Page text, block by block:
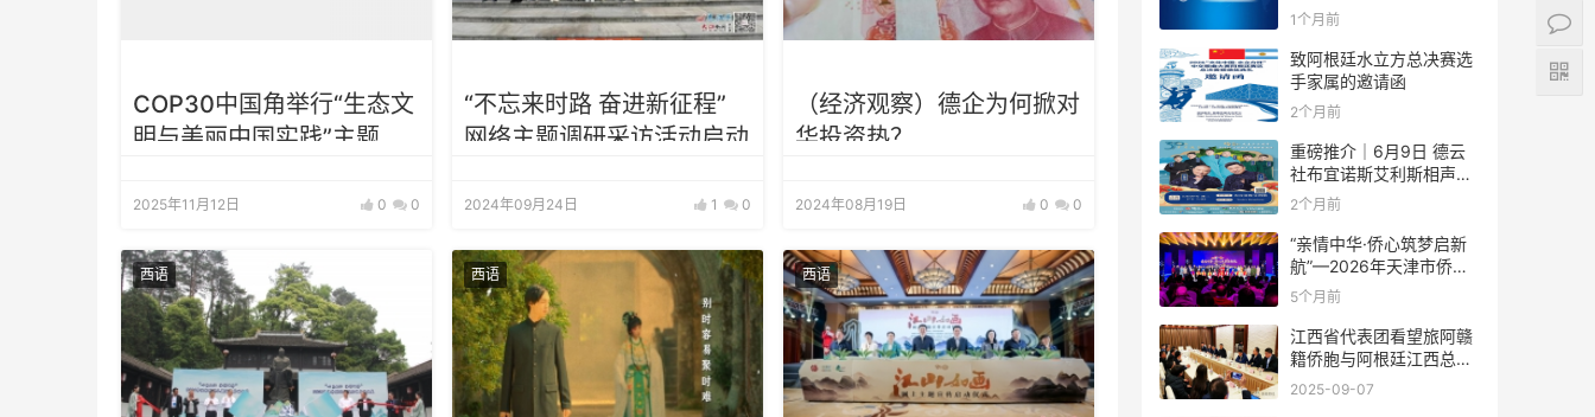
COP30中国角举行“生态文
明与美丽中国实践”主题边
2025年11月12日 0 0
“不忘来时路 奋进新征程”
网络主题调研采访活动启动
2024年09月24日 1 0
（经济观察）德企为何掀对
华投资热？
2024年08月19日 0 0
西语 西语 西语
举行
1个月前
致阿根廷水立方总决赛选
手家属的邀请函
2个月前
重磅推介｜6月9日 德云
社布宜诺斯艾利斯相声专
场！国风曲艺邂逅南美风
结！
2个月前
“亲情中华·侨心筑梦启新
航”—2026年天津市侨界
新春联谊活动成功举办
5个月前
江西省代表团看望旅阿赣
籍侨胞与阿根廷江西总商
会座谈
2025-09-07